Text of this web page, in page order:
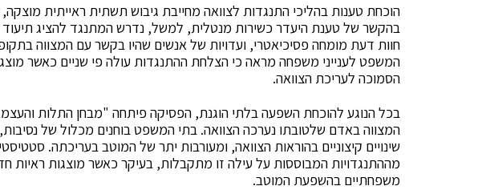
הוכחת טענות בהליכי התנגדות לצוואה מחייבת גיבוש תשתית ראייתית
בהקשר של טענת היעדר כשירות מנטלית, למשל, נדרש המתנגד להציג תיעוד
חוות דעת מומחה פסיכיאטרי, ועדויות של אנשים שהיו בקשר עם המצווה
המשפט לענייני משפחה מראה כי הצלחת ההתנגדות עולה פי שניים כאשר
הסמוכה לעריכת הצוואה.
בכל הנוגע להוכחת השפעה בלתי הוגנת, הפסיקה פיתחה "מבחן התלות
המצווה באדם שלטובתו נערכה הצוואה. בתי המשפט בוחנים מכלול של
מההתנגדויות המבוססות על עילה זו מתקבלות, בעיקר כאשר מוצגות ראיות
משפחתיים בהשפעת המוטב.